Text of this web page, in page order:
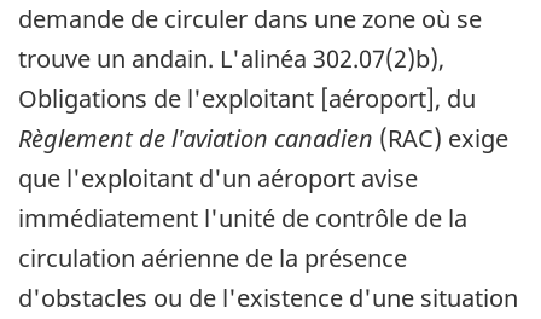
demande de circuler dans une zone où se
trouve un andain. L'alinéa 302.07(2)b),
Obligations de l'exploitant [aéroport], du
Règlement de l'aviation canadien (RAC) exige
que l'exploitant d'un aéroport avise
immédiatement l'unité de contrôle de la
circulation aérienne de la présence
d'obstacles ou de l'existence d'une situation